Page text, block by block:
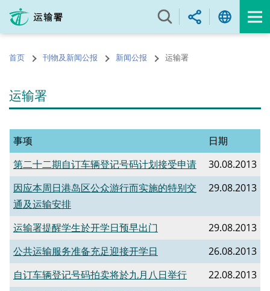
内
的首页 刊物及新闻公报 新闻公报 运输署
运输署
事项
日期
第二十二期自订车辆登记号码计划接受申请
30.08.2013
因应本周日港岛区公众游行而实施的特别交
通及运输安排
29.08.2013
运输署提醒学生於开学日预早出门
29.08.2013
公共运输服务准备充足迎接开学日
26.08.2013
自订车辆登记号码拍卖将於九月八日举行
22.08.2013